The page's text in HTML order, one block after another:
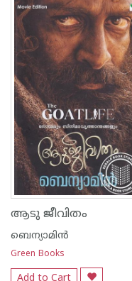
ആടു ജീവിതം
ബെന്യാമിന്‍
Green Books
Add to Cart